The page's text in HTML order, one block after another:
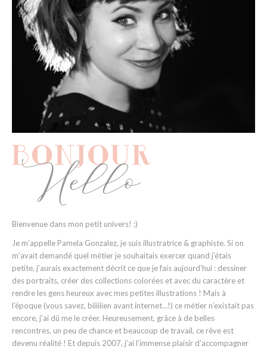
Bienvenue dans mon petit univers! :)
Je m’appelle Pamela Gonzalez, je suis illustratrice & graphiste. Si on
m’avait demandé quel métier je souhaitais exercer quand j’étais
petite, j’aurais exactement décrit ce que je fais aujourd’hui : dessiner
des portraits, créer des collections colorées et avec du caractère et
rendre les gens heureux avec mes petites illustrations ! Mais à
l’époque (vous savez, biiiiiien avant internet…!) ce métier n’existait pas
encore, j’ai dû me le créer. Heureusement, grâce à de belles
rencontres, un peu de chance et beaucoup de travail, ce rêve est
devenu réalité ! Et depuis 2007, j’ai l’immense plaisir d’accompagner